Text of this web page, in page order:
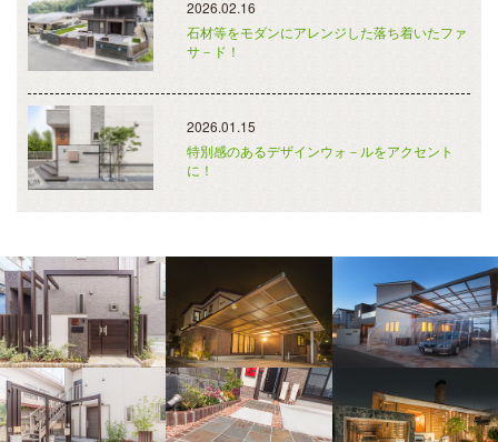
2026.02.16
石材等をモダンにアレンジした落ち着いたファ
サ－ド！
2026.01.15
特別感のあるデザインウォ－ルをアクセント
に！